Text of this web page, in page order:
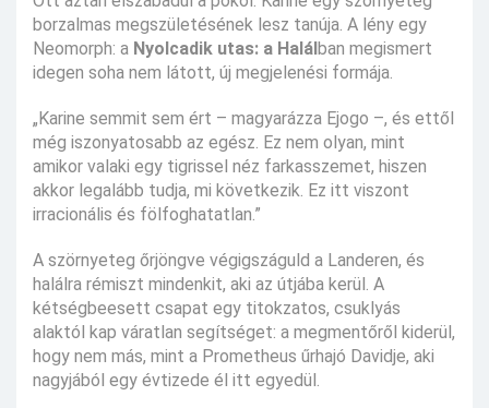
borzalmas megszületésének lesz tanúja. A lény egy
Neomorph: a Nyolcadik utas: a Halálban megismert
idegen soha nem látott, új megjelenési formája.
„Karine semmit sem ért – magyarázza Ejogo –, és ettől
még iszonyatosabb az egész. Ez nem olyan, mint
amikor valaki egy tigrissel néz farkasszemet, hiszen
akkor legalább tudja, mi következik. Ez itt viszont
irracionális és fölfoghatatlan.”
A szörnyeteg őrjöngve végigszáguld a Landeren, és
halálra rémiszt mindenkit, aki az útjába kerül. A
kétségbeesett csapat egy titokzatos, csuklyás
alaktól kap váratlan segítséget: a megmentőről kiderül,
hogy nem más, mint a Prometheus űrhajó Davidje, aki
nagyjából egy évtizede él itt egyedül.